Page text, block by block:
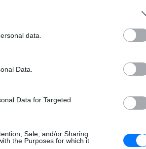
data.
Data.
Data for Targeted
Sale, and/or Sharing
the Purposes for which it
διάσημοι
Ελληνικό
scrambled